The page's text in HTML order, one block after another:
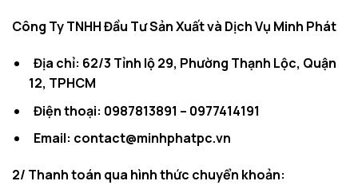
Công Ty TNHH Đầu Tư Sản Xuất và Dịch Vụ Minh Phát
Địa chỉ: 62/3 Tỉnh lộ 29, Phường Thạnh Lộc, Quận
12, TPHCM
Điện thoại: 0987813891 – 0977414191
Email: contact@minhphatpc.vn
2/ Thanh toán qua hình thức chuyển khoản: